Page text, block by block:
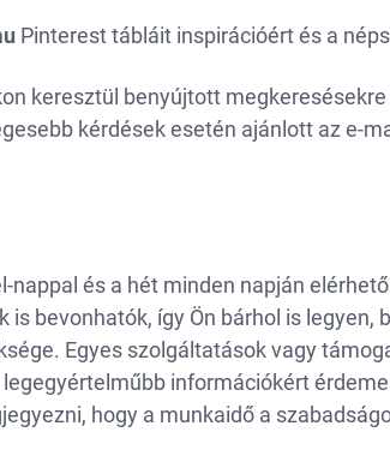
Pinterest tábláit inspirációért és a
keresztül benyújtott
kérdések esetén ajánlott az e-
nappal és a hét minden napján
is bevonhatók, így Ön bárhol is legyen,
Egyes szolgáltatások vagy
információkért
hogy a munkaidő a